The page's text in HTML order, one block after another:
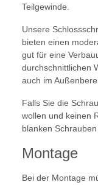
Teilgewinde.
Unsere
bieten einen
gut für eine
durchschnittlichen
auch im
Falls Sie die
wollen und keinen
blanken
Montage
Bei der Montage